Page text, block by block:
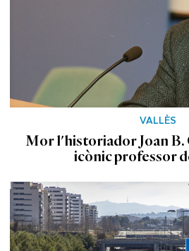
VALLÈS
Mor l'historiador Joan B.
icònic professor